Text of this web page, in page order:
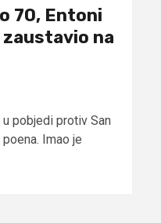
70, Entoni
zaustavio na
pobjedi protiv San
Imao je